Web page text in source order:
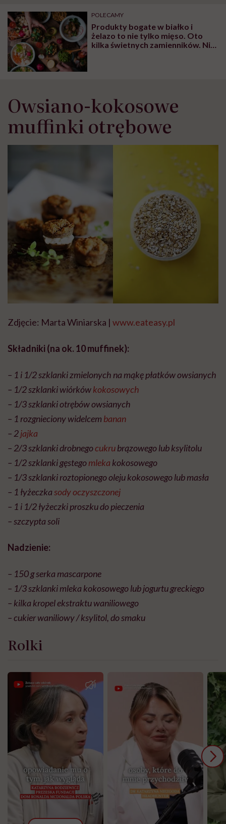
POLECAMY
Produkty bogate w białko i
żelazo to nie tylko mięso. Oto
kilka świetnych zamienników. Nie
Owsiano-kokosowe
muffinki otrębowe
Zdjęcie: Marta Winiarska | www.eateasy.pl
Składniki (na ok. 10 muffinek):
– 1 i 1/2 szklanki zmielonych na mąkę płatków owsianych
– 1/2 szklanki wiórkówkokosowych
– 1/3 szklanki otrębów owsianych
– 1 rozgnieciony widelcem banan
– 2jajka
– 2/3 szklanki drobnegocukrubrązowego lub ksylitolu
– 1/2 szklanki gęstegomleka kokosowego
– 1/3 szklanki roztopionego oleju kokosowego lub masła
– 1 łyżeczkasody oczyszczonej
– 1 i 1/2 łyżeczki proszku do pieczenia
– szczypta soli
Nadzienie:
– 150 g serka mascarpone
– 1/3 szklanki mleka kokosowego lub jogurtu greckiego
– kilka kropel ekstraktu waniliowego
– cukier waniliowy / ksylitol, do smaku
Rolki